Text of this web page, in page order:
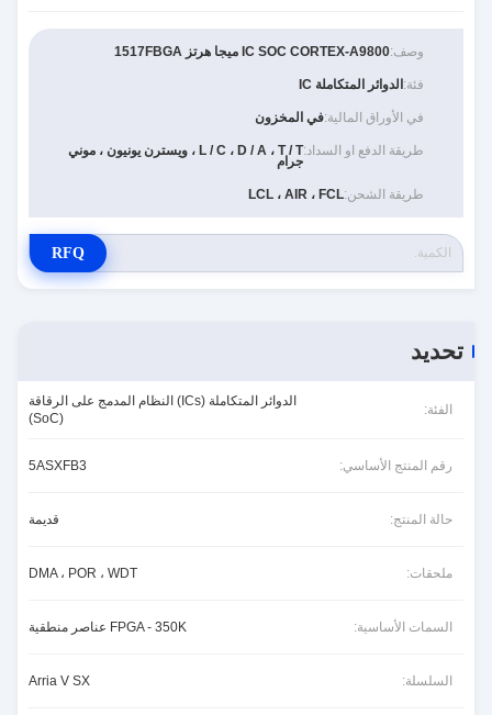
وصف:IC SOC CORTEX-A9800 ميجا هرتز 1517FBGA
فئة: الدوائر المتكاملة IC
في الأوراق المالية:في المخزون
طريقة الدفع او السداد: L / C ، D / A ، T / T ، ويسترن يونيون ، موني
جرام
طريقة الشحن:LCL ، AIR ، FCL
RFQ
تحديد
الفئة:
الدوائر المتكاملة (ICs) النظام المدمج على الرقاقة
(SoC)
رقم المنتج الأساسي: 5ASXFB3
حالة المنتج: قديمة
ملحقات: DMA ، POR ، WDT
السمات الأساسية: FPGA - 350K عناصر منطقية
السلسلة: Arria V SX